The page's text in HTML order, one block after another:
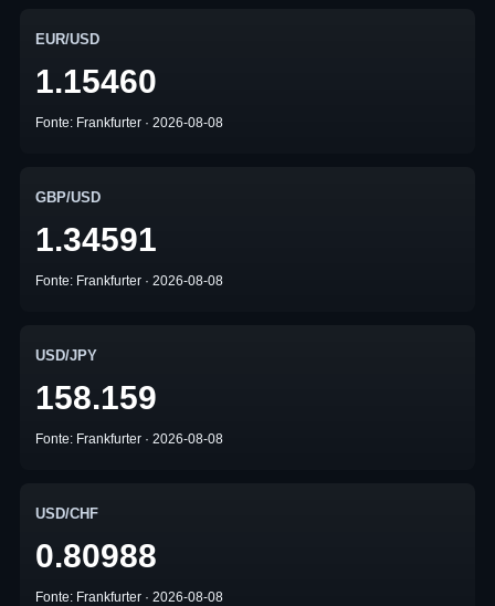
EUR/USD
1.15460
Fonte: Frankfurter · 2026-08-08
GBP/USD
1.34591
Fonte: Frankfurter · 2026-08-08
USD/JPY
158.159
Fonte: Frankfurter · 2026-08-08
USD/CHF
0.80988
Fonte: Frankfurter · 2026-08-08